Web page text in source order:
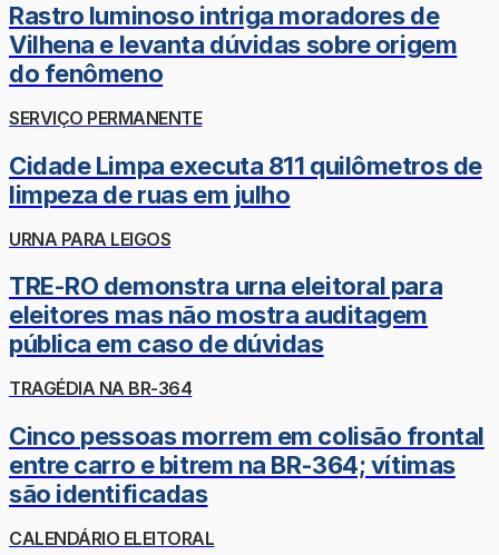
Rastro luminoso intriga moradores de
Vilhena e levanta dúvidas sobre origem
do fenômeno
SERVIÇO PERMANENTE
Cidade Limpa executa 811 quilômetros de
limpeza de ruas em julho
URNA PARA LEIGOS
TRE-RO demonstra urna eleitoral para
eleitores mas não mostra auditagem
pública em caso de dúvidas
TRAGÉDIA NA BR-364
Cinco pessoas morrem em colisão frontal
entre carro e bitrem na BR-364; vítimas
são identificadas
CALENDÁRIO ELEITORAL